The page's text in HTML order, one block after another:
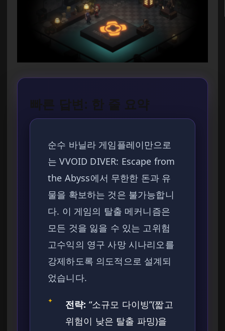
빠른 답변: 한 줄 요약
순수 바닐라 게임플레이만으로
는 VVOID DIVER: Escape from
the Abyss에서 무한한 돈과 유
물을 확보하는 것은 불가능합니
다. 이 게임의 탈출 메커니즘은
모든 것을 잃을 수 있는 고위험
고수익의 영구 사망 시나리오를
강제하도록 의도적으로 설계되
었습니다.
✦ 전략: “소규모 다이빙”(짧고
위험이 낮은 탈출 파밍)을